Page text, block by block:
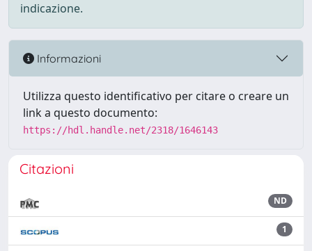
indicazione.
Informazioni
Utilizza questo identificativo per citare o creare un
link a questo documento:
https://hdl.handle.net/2318/1646143
Citazioni
ND
1